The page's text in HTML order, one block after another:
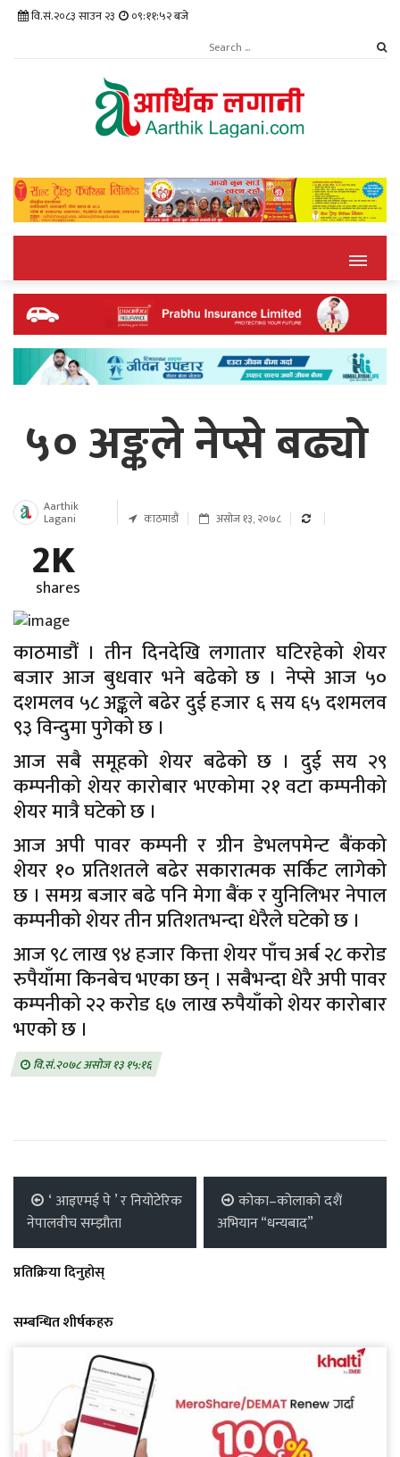
वि.सं.२०८३ साउन २३ ०९:११:५२ बजे
५० अङ्कले नेप्से बढ्यो
Aarthik
Lagani काठमाडौं असोज १३, २०७८
2K
shares
काठमाडौं । तीन दिनदेखि लगातार घटिरहेको शेयर
बजार आज बुधवार भने बढेको छ । नेप्से आज ५०
दशमलव ५८ अङ्कले बढेर दुई हजार ६ सय ६५ दशमलव
९३ विन्दुमा पुगेको छ ।
आज सबै समूहको शेयर बढेको छ । दुई सय २९
कम्पनीको शेयर कारोबार भएकोमा २१ वटा कम्पनीको
शेयर मात्रै घटेको छ ।
आज अपी पावर कम्पनी र ग्रीन डेभलपमेन्ट बैंकको
शेयर १० प्रतिशतले बढेर सकारात्मक सर्किट लागेको
छ । समग्र बजार बढे पनि मेगा बैंक र युनिलिभर नेपाल
कम्पनीको शेयर तीन प्रतिशतभन्दा धेरैले घटेको छ ।
आज ९८ लाख ९४ हजार कित्ता शेयर पाँच अर्ब २८ करोड
रुपैयाँमा किनबेच भएका छन् । सबैभन्दा धेरै अपी पावर
कम्पनीको २२ करोड ६७ लाख रुपैयाँको शेयर कारोबार
भएको छ ।
वि.सं.२०७८ असोज १३ १५:१६
‘ आइएमई पे ’ र नियोटेरिक
नेपालवीच सम्झौता
कोका–कोलाको दशैं
अभियान “धन्यबाद”
प्रतिक्रिया दिनुहोस्
सम्बन्धित शीर्षकहरु